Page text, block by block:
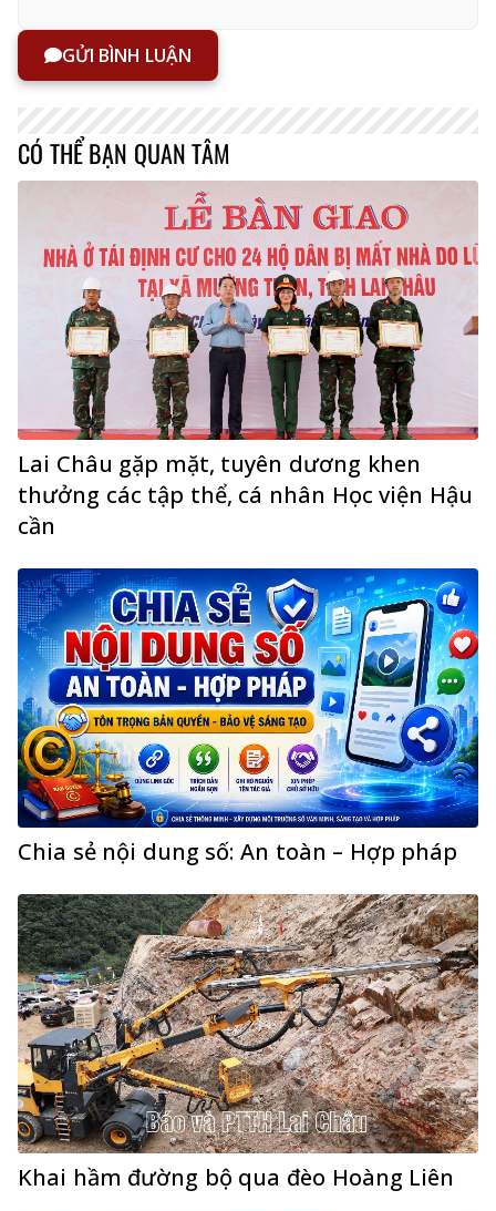
GỬI BÌNH LUẬN
CÓ THỂ BẠN QUAN TÂM
Lai Châu gặp mặt, tuyên dương khen
thưởng các tập thể, cá nhân Học viện Hậu
cần
Chia sẻ nội dung số: An toàn – Hợp pháp
Khai hầm đường bộ qua đèo Hoàng Liên